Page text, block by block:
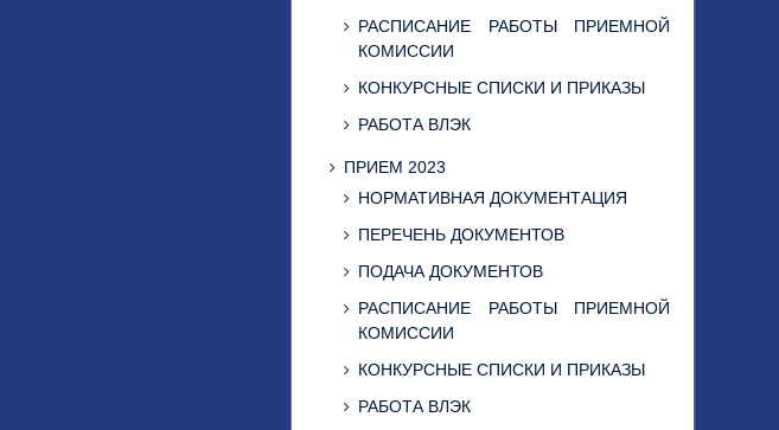
РАСПИСАНИЕ РАБОТЫ ПРИЕМНОЙ
КОМИССИИ
КОНКУРСНЫЕ СПИСКИ И ПРИКАЗЫ
РАБОТА ВЛЭК
ПРИЕМ 2023
НОРМАТИВНАЯ ДОКУМЕНТАЦИЯ
ПЕРЕЧЕНЬ ДОКУМЕНТОВ
ПОДАЧА ДОКУМЕНТОВ
РАСПИСАНИЕ РАБОТЫ ПРИЕМНОЙ
КОМИССИИ
КОНКУРСНЫЕ СПИСКИ И ПРИКАЗЫ
РАБОТА ВЛЭК